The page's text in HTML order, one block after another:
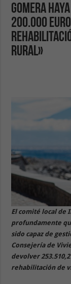
Gomera
200.000
rural»
El comité local de
profundamente
sido capaz de
Consejería de
devolver
rehabilitación de